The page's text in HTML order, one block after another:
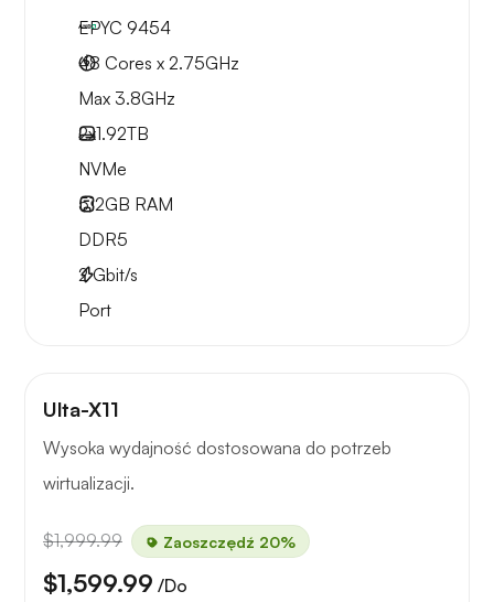
EPYC 9454
48 Cores x 2.75GHz
Max 3.8GHz
2x1.92TB
NVMe
512GB RAM
DDR5
2Gbit/s
Port
Ulta-X11
Wysoka wydajność dostosowana do potrzeb
wirtualizacji.
$1,999.99 Zaoszczędź 20%
$1,599.99 /Do